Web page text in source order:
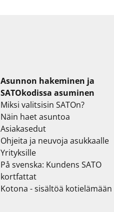
Asunnon hakeminen ja
SATOkodissa asuminen
Miksi valitsisin SATOn?
Näin haet asuntoa
Asiakasedut
Ohjeita ja neuvoja asukkaalle
Yrityksille
På svenska: Kundens SATO
kortfattat
Kotona - sisältöä kotielämään